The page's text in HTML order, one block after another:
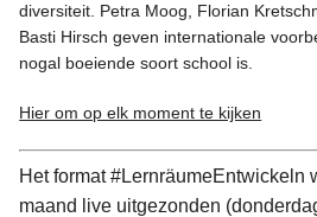
Deutsch
English
Italiano
diversiteit. Petra Moog, Florian
Basti Hirsch geven internationale
nogal boeiende soort school is.
Hier om op elk moment te kijken
Het format #LernräumeEntwickeln
maand live uitgezonden